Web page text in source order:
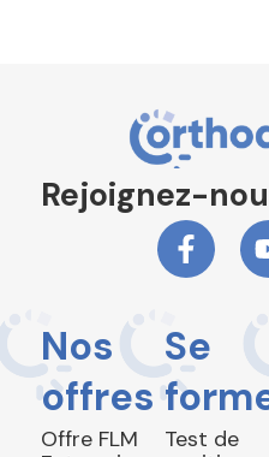
Rejoignez-
Nos
offres
Offre FLM
Se
Test de